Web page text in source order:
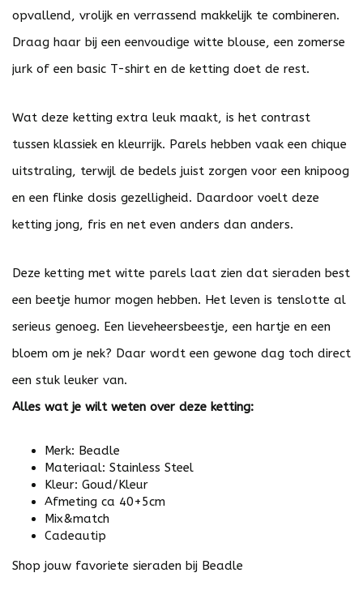
opvallend, vrolijk en verrassend makkelijk te combineren.
Draag haar bij een eenvoudige witte blouse, een zomerse
jurk of een basic T-shirt en de ketting doet de rest.
Wat deze ketting extra leuk maakt, is het contrast
tussen klassiek en kleurrijk. Parels hebben vaak een chique
uitstraling, terwijl de bedels juist zorgen voor een knipoog
en een flinke dosis gezelligheid. Daardoor voelt deze
ketting jong, fris en net even anders dan anders.
Deze ketting met witte parels laat zien dat sieraden best
een beetje humor mogen hebben. Het leven is tenslotte al
serieus genoeg. Een lieveheersbeestje, een hartje en een
bloem om je nek? Daar wordt een gewone dag toch direct
een stuk leuker van.
Alles wat je wilt weten over deze ketting:
Merk: Beadle
Materiaal: Stainless Steel
Kleur: Goud/Kleur
Afmeting ca 40+5cm
Mix&match
Cadeautip
Shop jouw favoriete sieraden bij Beadle